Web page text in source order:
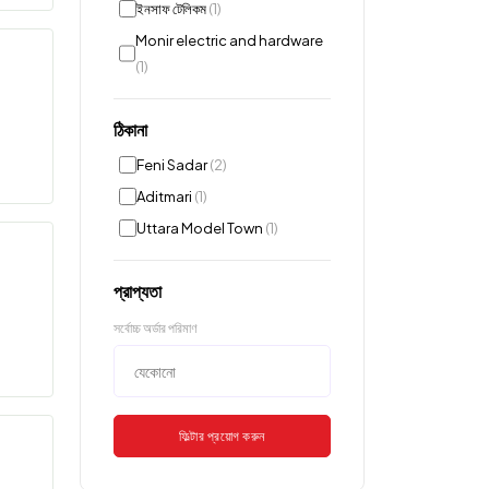
ইনসাফ টেলিকম(1)
Monir electric and hardware
(1)
ঠিকানা
Feni Sadar(2)
Aditmari (1)
Uttara Model Town (1)
প্রাপ্যতা
সর্বোচ্চ অর্ডার পরিমাণ
ফিল্টার প্রয়োগ করুন